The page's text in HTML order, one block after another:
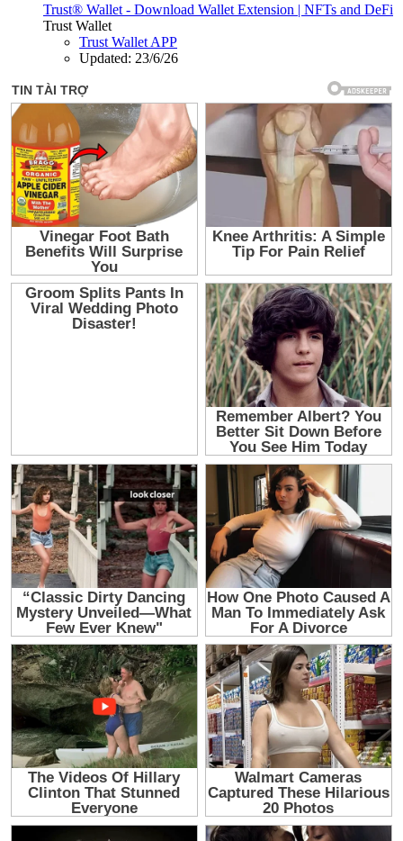
Trust® Wallet - Download Wallet Extension | NFTs and DeFi
Trust Wallet
Trust Wallet APP
Updated: 23/6/26